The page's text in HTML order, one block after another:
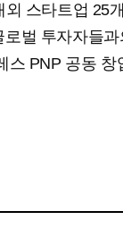
외 스타트업 25
벌 투자자들
스 PNP 공동 창